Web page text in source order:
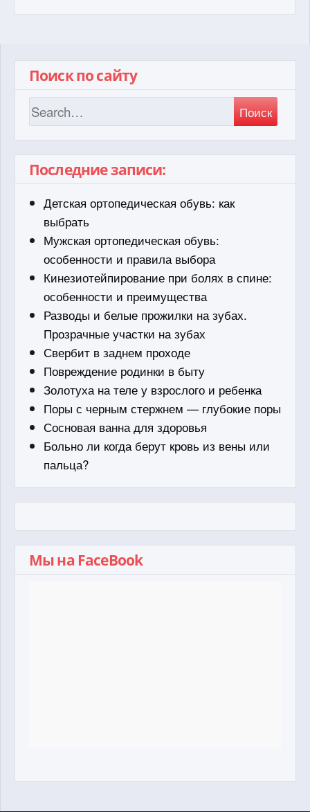
Поиск по сайту
Поиск
Последние записи:
Детская ортопедическая обувь: как
выбрать
Мужская ортопедическая обувь:
особенности и правила выбора
Кинезиотейпирование при болях в спине:
особенности и преимущества
Разводы и белые прожилки на зубах.
Прозрачные участки на зубах
Свербит в заднем проходе
Повреждение родинки в быту
Золотуха на теле у взрослого и ребенка
Поры с черным стержнем — глубокие поры
Сосновая ванна для здоровья
Больно ли когда берут кровь из вены или
пальца?
Мы на FaceBook